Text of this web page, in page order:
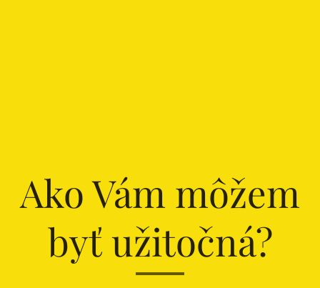
Ako Vám môžem
byť užitočná?